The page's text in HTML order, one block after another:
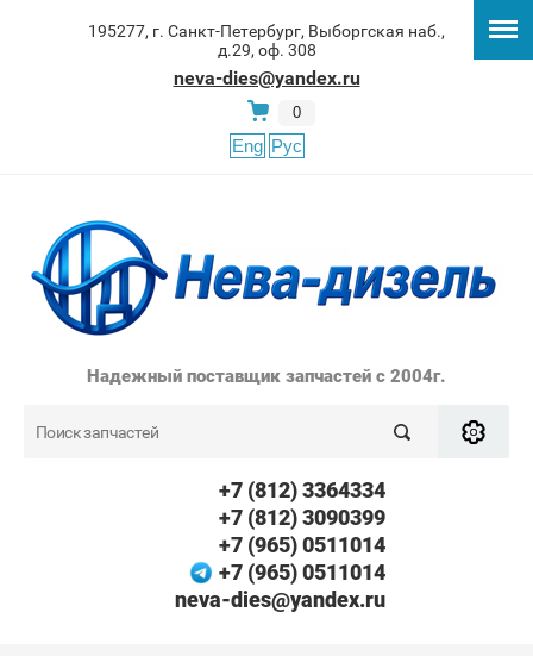
195277, г. Санкт-Петербург, Выборгская наб.,
д.29, оф. 308
neva-dies@yandex.ru
0
Eng Рус
Надежный поставщик запчастей с 2004г.
+7 (812) 3364334
+7 (812) 3090399
+7 (965) 0511014
+7 (965) 0511014
neva-dies@yandex.ru